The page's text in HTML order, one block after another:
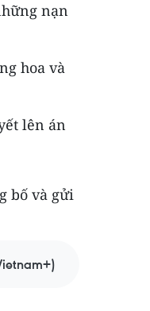
nạn
hoa và
lên án
bố và gửi